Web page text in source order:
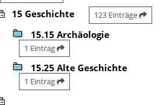
15 Geschichte 123 Einträge
15.15 Archäologie
1 Eintrag
15.25 Alte Geschichte
1 Eintrag